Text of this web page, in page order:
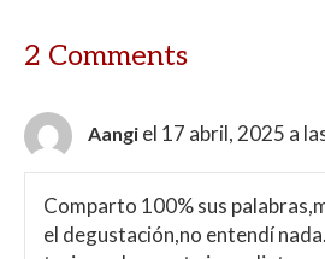
2 Comments
Aangi el 17 abril, 2025 a
Comparto 100% sus
el degustación,no entendí